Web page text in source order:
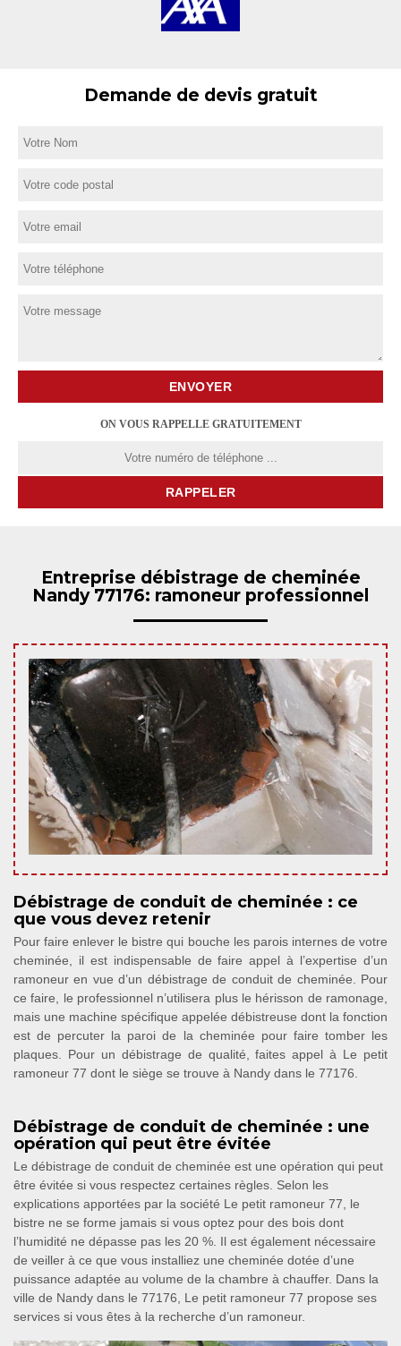
Demande de devis gratuit
ON VOUS RAPPELLE GRATUITEMENT
Entreprise débistrage de cheminée
Nandy 77176: ramoneur professionnel
Débistrage de conduit de cheminée : ce
que vous devez retenir
Pour faire enlever le bistre qui bouche les parois internes de votre
cheminée, il est indispensable de faire appel à l’expertise d’un
ramoneur en vue d’un débistrage de conduit de cheminée. Pour
ce faire, le professionnel n’utilisera plus le hérisson de ramonage,
mais une machine spécifique appelée débistreuse dont la fonction
est de percuter la paroi de la cheminée pour faire tomber les
plaques. Pour un débistrage de qualité, faites appel à Le petit
ramoneur 77 dont le siège se trouve à Nandy dans le 77176.
Débistrage de conduit de cheminée : une
opération qui peut être évitée
Le débistrage de conduit de cheminée est une opération qui peut
être évitée si vous respectez certaines règles. Selon les
explications apportées par la société Le petit ramoneur 77, le
bistre ne se forme jamais si vous optez pour des bois dont
l’humidité ne dépasse pas les 20 %. Il est également nécessaire
de veiller à ce que vous installiez une cheminée dotée d’une
puissance adaptée au volume de la chambre à chauffer. Dans la
ville de Nandy dans le 77176, Le petit ramoneur 77 propose ses
services si vous êtes à la recherche d’un ramoneur.